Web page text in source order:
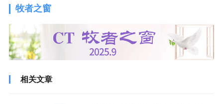
牧者之窗
相关文章